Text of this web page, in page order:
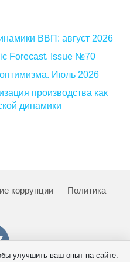
ВВП: август 2026
Forecast. Issue №70
Июль 2026
производства как
динамики
коррупции
Политика
улучшить ваш опыт на сайте.